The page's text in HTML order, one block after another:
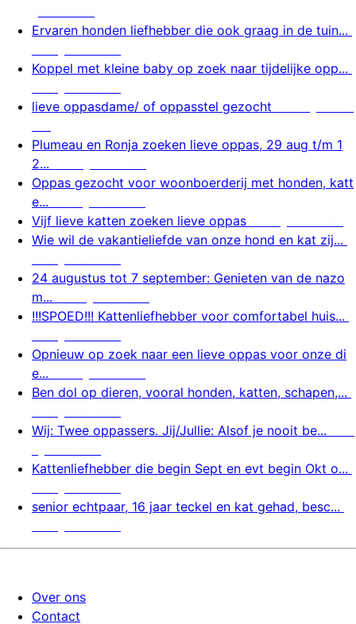
Ervaren honden liefhebber die ook graag in de tuin...
Koppel met kleine baby op zoek naar tijdelijke opp...
lieve oppasdame/ of oppasstel gezocht
Plumeau en Ronja zoeken lieve oppas, 29 aug t/m 1
2...
Oppas gezocht voor woonboerderij met honden, katt
e...
Vijf lieve katten zoeken lieve oppas
Wie wil de vakantieliefde van onze hond en kat zij...
24 augustus tot 7 september: Genieten van de nazo
m...
!!!SPOED!!! Kattenliefhebber voor comfortabel huis...
Opnieuw op zoek naar een lieve oppas voor onze di
e...
Ben dol op dieren, vooral honden, katten, schapen,...
Wij: Twee oppassers. Jij/Jullie: Alsof je nooit be...
Kattenliefhebber die begin Sept en evt begin Okt o...
senior echtpaar, 16 jaar teckel en kat gehad, besc...
Over ons
Contact